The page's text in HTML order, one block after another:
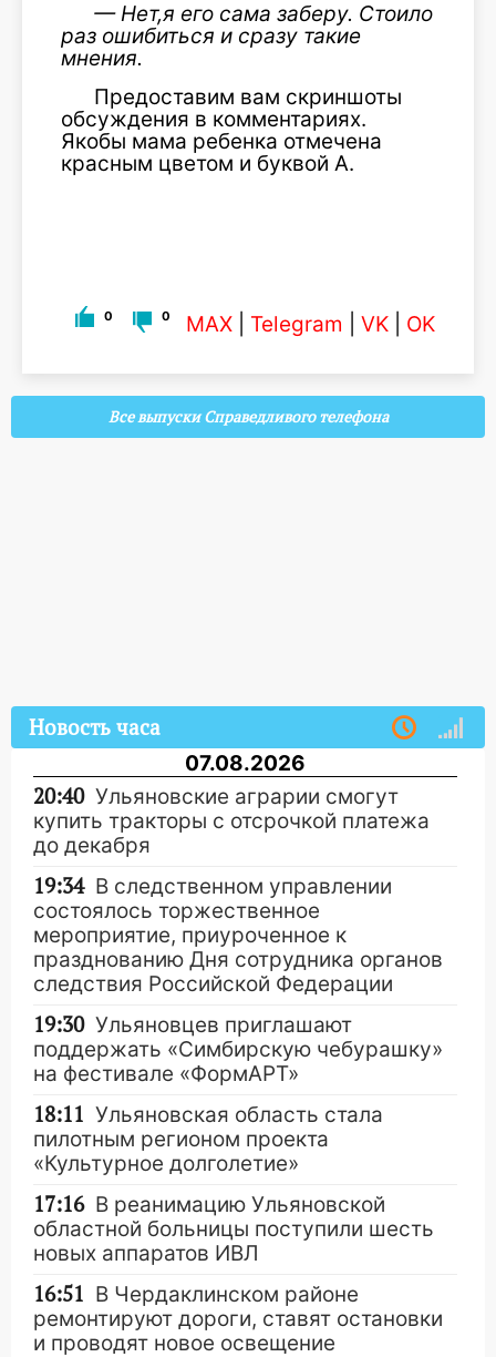
— Нет,я его сама заберу. Стоило
раз ошибиться и сразу такие
мнения.
Предоставим вам скриншоты
обсуждения в комментариях.
Якобы мама ребенка отмечена
красным цветом и буквой А.
0 0 MAX Telegram VK OK
Все выпуски Справедливого телефона
Новость часа
07.08.2026
20:40 Ульяновские аграрии смогут
купить тракторы с отсрочкой платежа
до декабря
19:34 В следственном управлении
состоялось торжественное
мероприятие, приуроченное к
празднованию Дня сотрудника органов
следствия Российской Федерации
19:30 Ульяновцев приглашают
поддержать «Симбирскую чебурашку»
на фестивале «ФормАРТ»
18:11 Ульяновская область стала
пилотным регионом проекта
«Культурное долголетие»
17:16 В реанимацию Ульяновской
областной больницы поступили шесть
новых аппаратов ИВЛ
16:51 В Чердаклинском районе
ремонтируют дороги, ставят остановки
и проводят новое освещение